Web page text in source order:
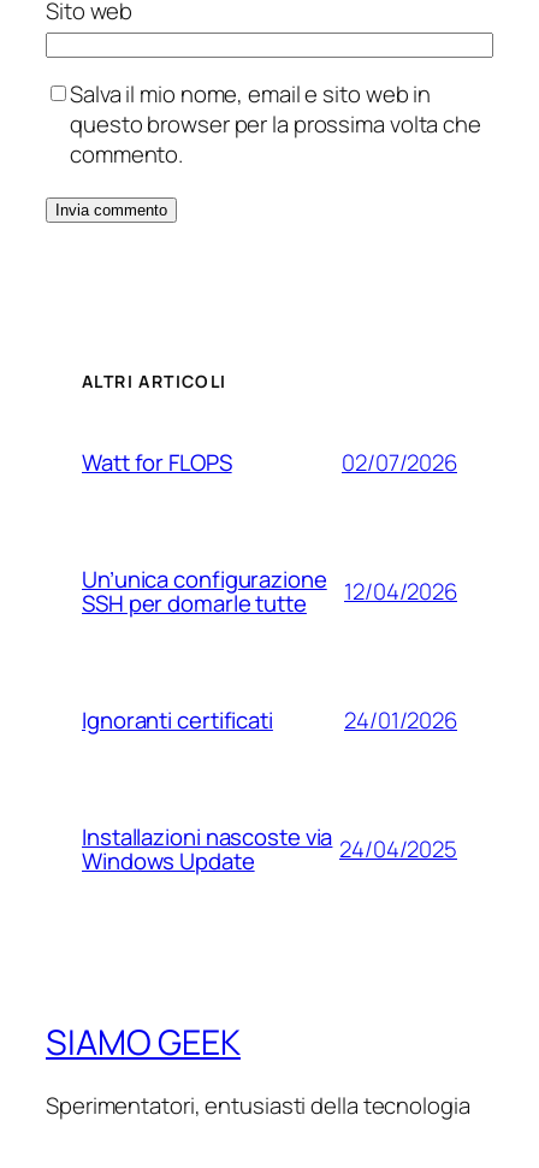
Sito web
Salva il mio nome, email e sito web in
questo browser per la prossima volta che
commento.
ALTRI ARTICOLI
Watt for FLOPS 02/07/2026
Un’unica configurazione
SSH per domarle tutte 12/04/2026
Ignoranti certificati 24/01/2026
Installazioni nascoste via
Windows Update 24/04/2025
SIAMO GEEK
Sperimentatori, entusiasti della tecnologia